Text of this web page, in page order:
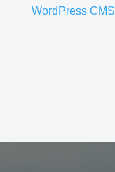
WordPress CMS